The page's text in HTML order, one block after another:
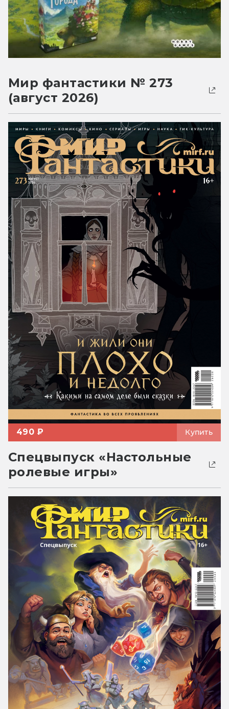
Мир фантастики № 273
(август 2026)
490 ₽ Купить
Спецвыпуск «Настольные
ролевые игры»